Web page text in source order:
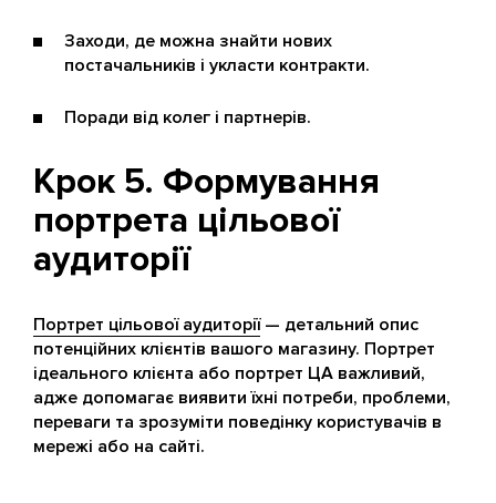
Заходи, де можна знайти нових
постачальників і укласти контракти.
Поради від колег і партнерів.
Крок 5. Формування
портрета цільової
аудиторії
Портрет цільової аудиторії— детальний опис
потенційних клієнтів вашого магазину. Портрет
ідеального клієнта або портрет ЦА важливий,
адже допомагає виявити їхні потреби, проблеми,
переваги та зрозуміти поведінку користувачів в
мережі або на сайті.